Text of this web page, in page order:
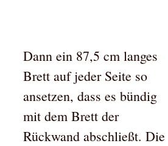
Dann ein 87,5 cm langes
Brett auf jeder Seite so
ansetzen, dass es bündig
mit dem Brett der
Rückwand abschließt. Die